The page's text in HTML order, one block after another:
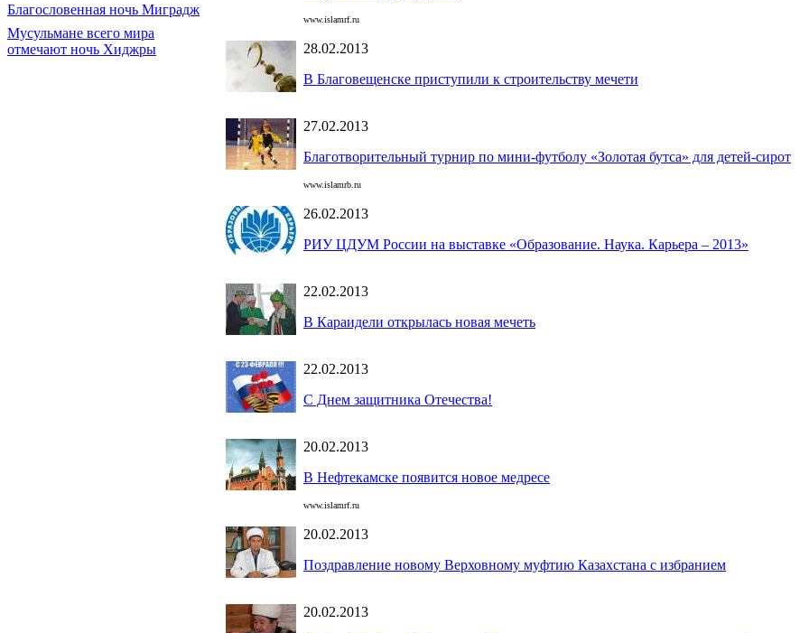
Благословенная ночь Миградж
Мусульмане всего мира
отмечают ночь Хиджры
www.islamrf.ru
28.02.2013
В Благовещенске приступили к строительству мечети
27.02.2013
Благотворительный турнир по мини-футболу «Золотая бутса» для детей-сирот
www.islamrb.ru
26.02.2013
РИУ ЦДУМ России на выставке «Образование. Наука. Карьера – 2013»
22.02.2013
В Караидели открылась новая мечеть
22.02.2013
C Днем защитника Отечества!
20.02.2013
В Нефтекамске появится новое медресе
www.islamrf.ru
20.02.2013
Поздравление новому Верховному муфтию Казахстана с избранием
20.02.2013